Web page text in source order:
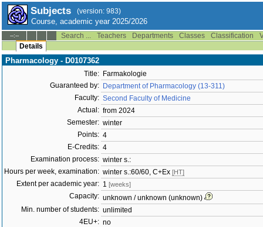
Subjects (version: 983)
Course, academic year 2025/2026
--:-- Search ... Teachers Departments Classes Classification
Details
Pharmacology - D0107362
Title: Farmakologie
Guaranteed by: Department of Pharmacology (13-311)
Faculty: Second Faculty of Medicine
Actual: from 2024
Semester: winter
Points: 4
E-Credits: 4
Examination process: winter s.:
Hours per week, examination: winter s.:60/60, C+Ex [HT]
Extent per academic year: 1 [weeks]
Capacity: unknown / unknown (unknown)
Min. number of students: unlimited
4EU+: no